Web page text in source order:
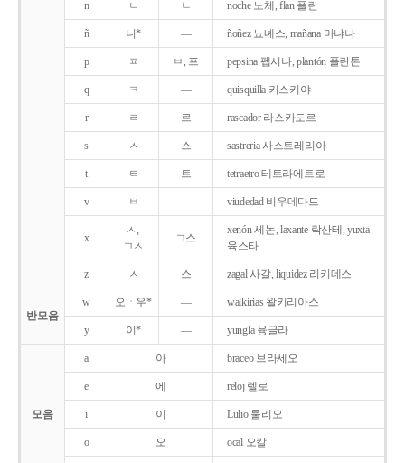
n ㄴ ㄴ noche 노체, flan 플란
ñ 니* ― ñoñez 뇨녜스, mañana 마냐나
p ㅍ ㅂ, 프 pepsina 펩시나, plantón 플란톤
q ㅋ ― quisquilla 키스키야
r ㄹ 르 rascador 라스카도르
s ㅅ 스 sastreria 사스트레리아
t ㅌ 트 tetraetro 테트라에트로
v ㅂ ― viudedad 비우데다드
x
ㅅ,
ㄱㅅ
ㄱ스
xenón 세논, laxante 락산테, yuxta
육스타
z ㅅ 스 zagal 사갈, liquidez 리키데스
반모음
w 오ㆍ우* ― walkirias 왈키리아스
y 이* ― yungla 융글라
모음
a 아 braceo 브라세오
e 에 reloj 렐로
i 이 Lulio 룰리오
o 오 ocal 오칼